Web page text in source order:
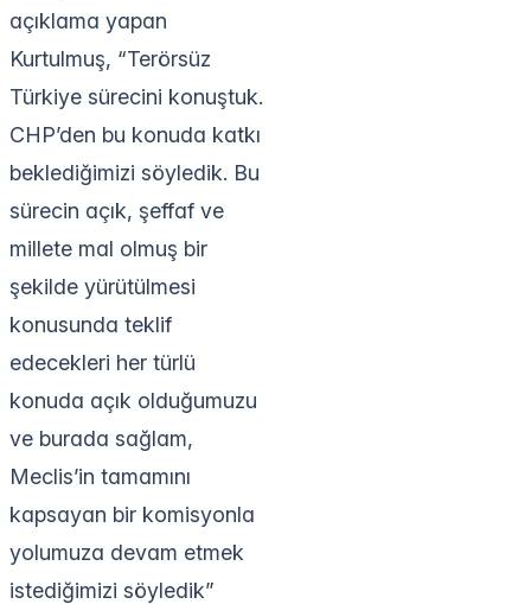
açıklama yapan
Kurtulmuş, “Terörsüz
Türkiye sürecini konuştuk.
CHP’den bu konuda katkı
beklediğimizi söyledik. Bu
sürecin açık, şeffaf ve
millete mal olmuş bir
şekilde yürütülmesi
konusunda teklif
edecekleri her türlü
konuda açık olduğumuzu
ve burada sağlam,
Meclis’in tamamını
kapsayan bir komisyonla
yolumuza devam etmek
istediğimizi söyledik”